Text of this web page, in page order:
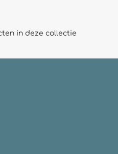
in deze collectie